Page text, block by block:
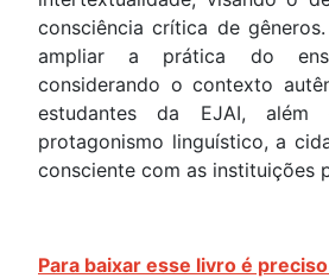
consciência crítica de
ampliar a prática do
considerando o contexto
estudantes da EJAI,
protagonismo linguístico, a
consciente com as instituições
Para baixar esse livro é